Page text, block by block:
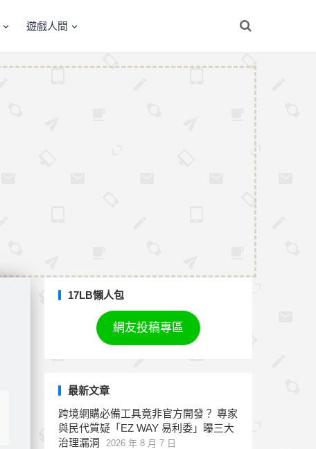
遊戲人間
17LB懶人包
網友投稿專區
最新文章
跨境網購必備工具竟非官方開發？ 專家
與民代質疑「EZ WAY 易利委」曝三大
治理漏洞
2026 年 8 月 7 日